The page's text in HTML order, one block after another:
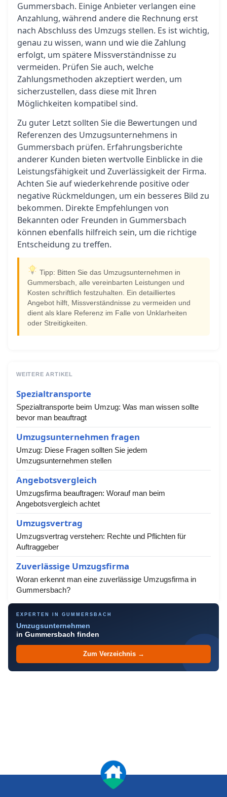
Gummersbach. Einige Anbieter verlangen eine
Anzahlung, während andere die Rechnung erst
nach Abschluss des Umzugs stellen. Es ist wichtig,
genau zu wissen, wann und wie die Zahlung
erfolgt, um spätere Missverständnisse zu
vermeiden. Prüfen Sie auch, welche
Zahlungsmethoden akzeptiert werden, um
sicherzustellen, dass diese mit Ihren
Möglichkeiten kompatibel sind.
Zu guter Letzt sollten Sie die Bewertungen und
Referenzen des Umzugsunternehmens in
Gummersbach prüfen. Erfahrungsberichte
anderer Kunden bieten wertvolle Einblicke in die
Leistungsfähigkeit und Zuverlässigkeit der Firma.
Achten Sie auf wiederkehrende positive oder
negative Rückmeldungen, um ein besseres Bild zu
bekommen. Direkte Empfehlungen von
Bekannten oder Freunden in Gummersbach
können ebenfalls hilfreich sein, um die richtige
Entscheidung zu treffen.
Tipp: Bitten Sie das Umzugsunternehmen in
Gummersbach, alle vereinbarten Leistungen und
Kosten schriftlich festzuhalten. Ein detailliertes
Angebot hilft, Missverständnisse zu vermeiden und
dient als klare Referenz im Falle von Unklarheiten
oder Streitigkeiten.
WEITERE ARTIKEL
Spezialtransporte
Spezialtransporte beim Umzug: Was man wissen sollte
bevor man beauftragt
Umzugsunternehmen fragen
Umzug: Diese Fragen sollten Sie jedem
Umzugsunternehmen stellen
Angebotsvergleich
Umzugsfirma beauftragen: Worauf man beim
Angebotsvergleich achtet
Umzugsvertrag
Umzugsvertrag verstehen: Rechte und Pflichten für
Auftraggeber
Zuverlässige Umzugsfirma
Woran erkennt man eine zuverlässige Umzugsfirma in
Gummersbach?
EXPERTEN IN GUMMERSBACH
Umzugsunternehmen
in Gummersbach finden
Zum Verzeichnis →